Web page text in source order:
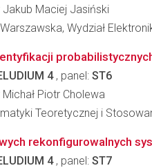
Jakub Maciej Jasiński
Wydział
4, panel: ST6
Piotr Cholewa
Teoretycznej i
rekonfigurowalnych
4, panel: ST7